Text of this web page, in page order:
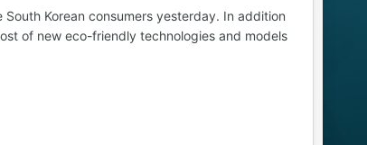
Korean consumers yesterday. In addition
of new eco-friendly technologies and models